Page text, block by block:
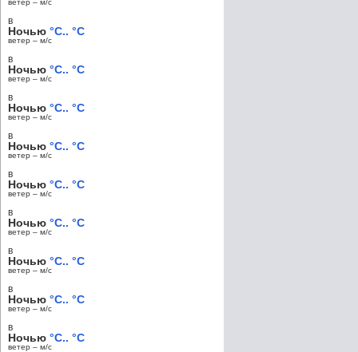
ветер – м/c
в
Ночью °C.. °C
ветер – м/c
в
Ночью °C.. °C
ветер – м/c
в
Ночью °C.. °C
ветер – м/c
в
Ночью °C.. °C
ветер – м/c
в
Ночью °C.. °C
ветер – м/c
в
Ночью °C.. °C
ветер – м/c
в
Ночью °C.. °C
ветер – м/c
в
Ночью °C.. °C
ветер – м/c
в
Ночью °C.. °C
ветер – м/c